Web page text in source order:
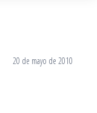
20 de mayo de 2010